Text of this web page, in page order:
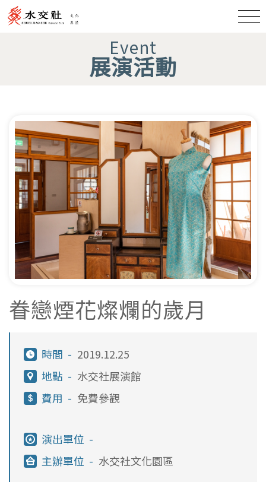
Event
展演活動
眷戀煙花燦爛的歲月
時間 - 2019.12.25
地點 - 水交社展演館
費用 - 免費參觀
演出單位 -
主辦單位 - 水交社文化園區